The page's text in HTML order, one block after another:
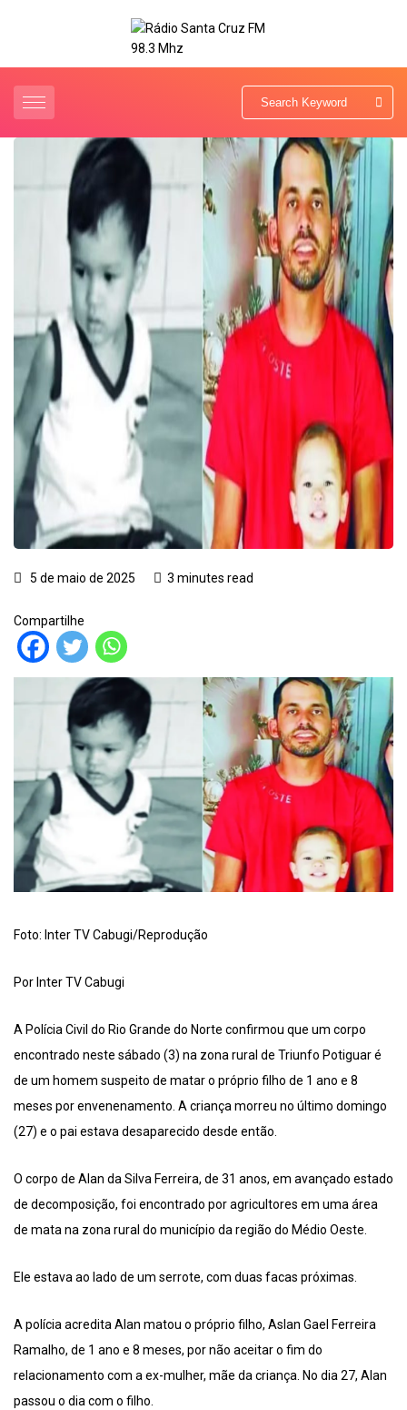
5 de maio de 2025 3 minutes read
Compartilhe
Foto: Inter TV Cabugi/Reprodução
Por Inter TV Cabugi
A Polícia Civil do Rio Grande do Norte confirmou que um corpo
encontrado neste sábado (3) na zona rural de Triunfo Potiguar é
de um homem suspeito de matar o próprio filho de 1 ano e 8
meses por envenenamento. A criança morreu no último domingo
(27) e o pai estava desaparecido desde então.
O corpo de Alan da Silva Ferreira, de 31 anos, em avançado estado
de decomposição, foi encontrado por agricultores em uma área
de mata na zona rural do município da região do Médio Oeste.
Ele estava ao lado de um serrote, com duas facas próximas.
A polícia acredita Alan matou o próprio filho, Aslan Gael Ferreira
Ramalho, de 1 ano e 8 meses, por não aceitar o fim do
relacionamento com a ex-mulher, mãe da criança. No dia 27, Alan
passou o dia com o filho.